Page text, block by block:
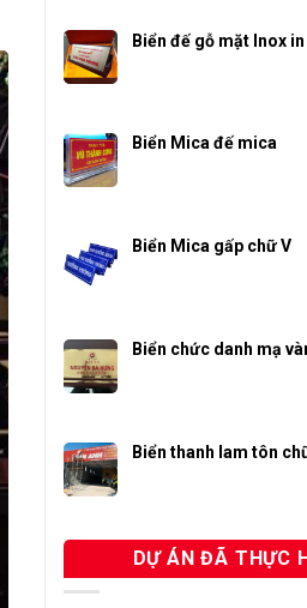
Biển đế gỗ mặt Inox in
Biển Mica đế mica
Biển Mica gấp chữ V
Biển chức danh mạ
Biển thanh lam tôn
DỰ ÁN ĐÃ THỰC